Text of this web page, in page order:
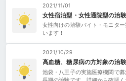
2021/11/01
女性宿泊型・女性通院型の治
女性向けの治験バイト・モニタ
います！
2021/10/29
高血糖、糖尿病の方対象の治
池袋・八王子の実施医療機関で募